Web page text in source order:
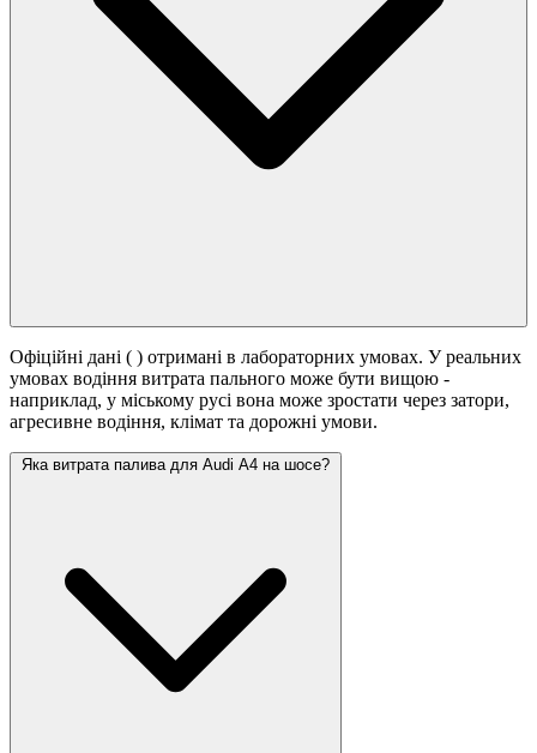
Офіційні дані ( ) отримані в лабораторних умовах. У реальних
умовах водіння витрата пального може бути вищою -
наприклад, у міському русі вона може зростати через затори,
агресивне водіння, клімат та дорожні умови.
Яка витрата палива для Audi A4 на шосе?